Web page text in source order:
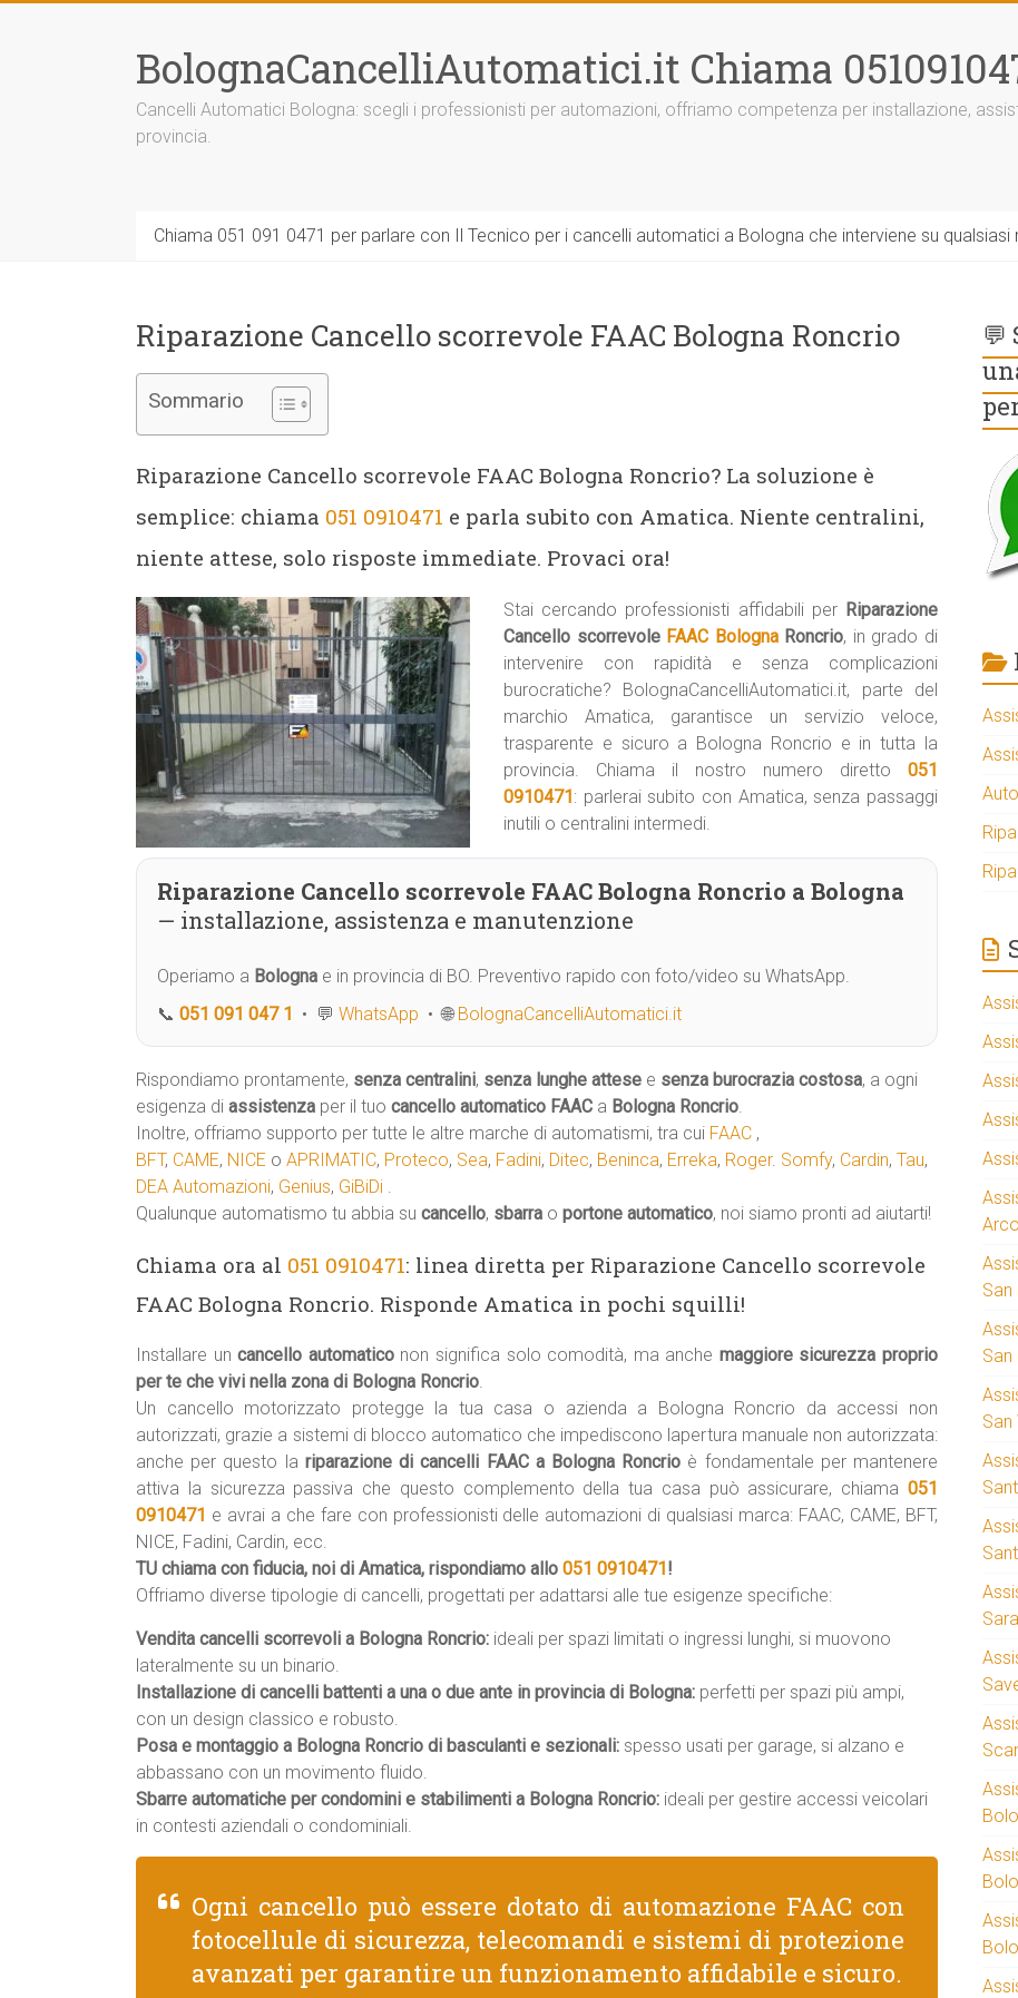
BolognaCancelliAutomatici.it Chiama
Cancelli Automatici Bologna: scegli i professionisti per automazioni, offriamo competenza per installazione,
provincia.
Chiama 051 091 0471 per parlare con Il Tecnico per i cancelli automatici a Bologna che interviene su qualsiasi
Riparazione Cancello scorrevole FAAC Bologna Roncrio
Sommario
Riparazione Cancello scorrevole FAAC Bologna Roncrio? La soluzione è
semplice: chiama 051 0910471 e parla subito con Amatica. Niente centralini,
niente attese, solo risposte immediate. Provaci ora!
Stai cercando professionisti affidabili per Riparazione
Cancello scorrevole FAAC BolognaRoncrio, in grado di
intervenire con rapidità e senza complicazioni
burocratiche? BolognaCancelliAutomatici.it, parte del
marchio Amatica, garantisce un servizio veloce,
trasparente e sicuro a Bologna Roncrio e in tutta la
provincia. Chiama il nostro numero diretto 051
0910471: parlerai subito con Amatica, senza passaggi
inutili o centralini intermedi.
Riparazione Cancello scorrevole FAAC Bologna Roncrio a Bologna
— installazione, assistenza e manutenzione
Operiamo a Bologna e in provincia di BO. Preventivo rapido con foto/video su WhatsApp.
📞 051 091 047 1 • 💬 WhatsApp • 🌐 BolognaCancelliAutomatici.it
Rispondiamo prontamente, senza centralini, senza lunghe attese e senza burocrazia costosa, a ogni
esigenza di assistenza per il tuo cancello automatico FAAC a Bologna Roncrio.
Inoltre, offriamo supporto per tutte le altre marche di automatismi, tra cui FAAC ,
BFT, CAME, NICE o APRIMATIC, Proteco, Sea, Fadini, Ditec, Beninca, Erreka, Roger. Somfy, Cardin, Tau,
DEA Automazioni, Genius, GiBiDi .
Qualunque automatismo tu abbia su cancello, sbarra o portone automatico, noi siamo pronti ad aiutarti!
Chiama ora al 051 0910471: linea diretta per Riparazione Cancello scorrevole
FAAC Bologna Roncrio. Risponde Amatica in pochi squilli!
Installare uncancello automaticonon significa solo comodità, ma anche maggiore sicurezza proprio
per te che vivi nella zona di Bologna Roncrio.
Un cancello motorizzato protegge la tua casa o azienda a Bologna Roncrio da accessi non
autorizzati, grazie a sistemi di blocco automatico che impediscono lapertura manuale non autorizzata:
anche per questo la riparazione di cancelli FAAC a Bologna Roncrio è fondamentale per mantenere
attiva la sicurezza passiva che questo complemento della tua casa può assicurare, chiama 051
0910471 e avrai a che fare con professionisti delle automazioni di qualsiasi marca: FAAC, CAME, BFT,
NICE, Fadini, Cardin, ecc.
TU chiama con fiducia, noi di Amatica, rispondiamo allo 051 0910471!
Offriamo diverse tipologie di cancelli, progettati per adattarsi alle tue esigenze specifiche:
Vendita cancelli scorrevoli a Bologna Roncrio: ideali per spazi limitati o ingressi lunghi, si muovono
lateralmente su un binario.
Installazione di cancelli battenti a una o due ante in provincia di Bologna: perfetti per spazi più ampi,
con un design classico e robusto.
Posa e montaggio a Bologna Roncrio di basculanti e sezionali: spesso usati per garage, si alzano e
abbassano con un movimento fluido.
Sbarre automatiche per condomini e stabilimenti a Bologna Roncrio: ideali per gestire accessi veicolari
in contesti aziendali o condominiali.
Ogni cancello può essere dotato di automazione FAAC con
fotocellule di sicurezza, telecomandi e sistemi di protezione
avanzati per garantire un funzionamento affidabile e sicuro.
💬
San
San